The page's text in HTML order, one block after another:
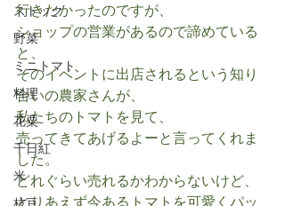
ストック
野菜
ミニトマト
料理
花粟
千日紅
米
行きたかったのですが、
ショップの営業があるので諦めている
と、
そのイベントに出店されるという知り
合いの農家さんが、
私たちのトマトを見て、
売ってきてあげるよーと言ってくれま
した。
どれぐらい売れるかわからないけど、